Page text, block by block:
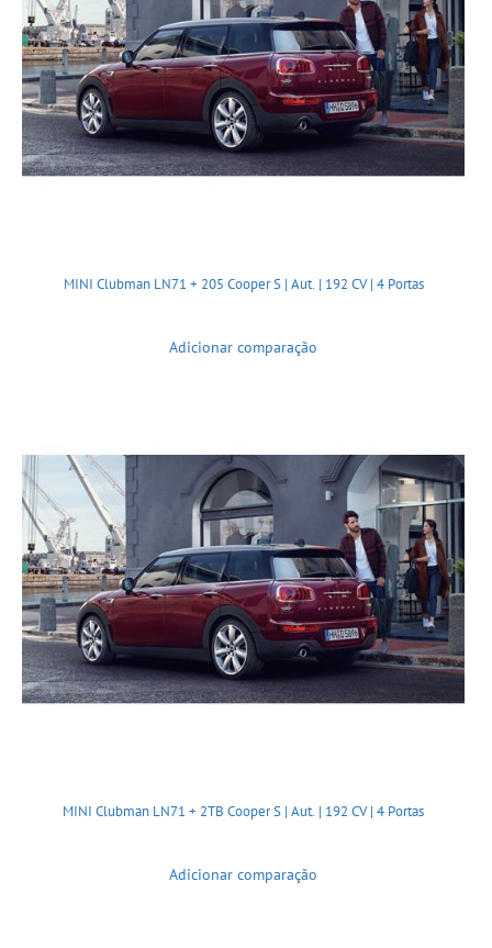
MINI Clubman LN71 + 205 Cooper S | Aut. | 192 CV | 4 Portas
Adicionar comparação
MINI Clubman LN71 + 2TB Cooper S | Aut. | 192 CV | 4 Portas
Adicionar comparação